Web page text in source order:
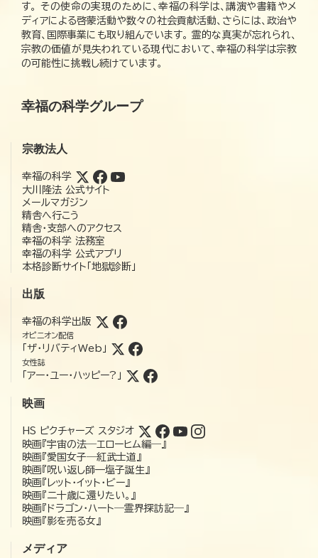
す。 その使命の実現のために、幸福の科学は、講演や書籍やメ
ディアによる啓蒙活動や数々の社会貢献活動、さらには、政治や
教育、国際事業にも取り組んでいます。 霊的な真実が忘れられ、
宗教の価値が見失われている現代において、幸福の科学は宗教
の可能性に挑戦し続けています。
幸福の科学グループ
宗教法人
幸福の科学
大川隆法 公式サイト
メールマガジン
精舎へ行こう
精舎・支部へのアクセス
幸福の科学 法務室
幸福の科学 公式アプリ
本格診断サイト「地獄診断」
出版
幸福の科学出版
オピニオン配信
「ザ・リバティWeb」
女性誌
「アー・ユー・ハッピー?」
映画
HS ピクチャーズ スタジオ
映画『宇宙の法―エローヒム編―』
映画『愛国女子―紅武士道』
映画『呪い返し師—塩子誕生』
映画『レット・イット・ビー』
映画『二十歳に還りたい。』
映画『ドラゴン・ハート―霊界探訪記―』
映画『影を売る女』
メディア